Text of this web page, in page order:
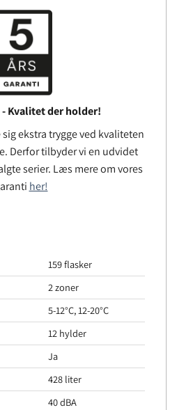
- Kvalitet der holder!
ekstra trygge ved kvaliteten
Derfor tilbyder vi en udvidet
serier. Læs mere om vores
her!
159 flasker
2 zoner
5-12°C, 12-20°C
12 hylder
Ja
428 liter
40 dBA